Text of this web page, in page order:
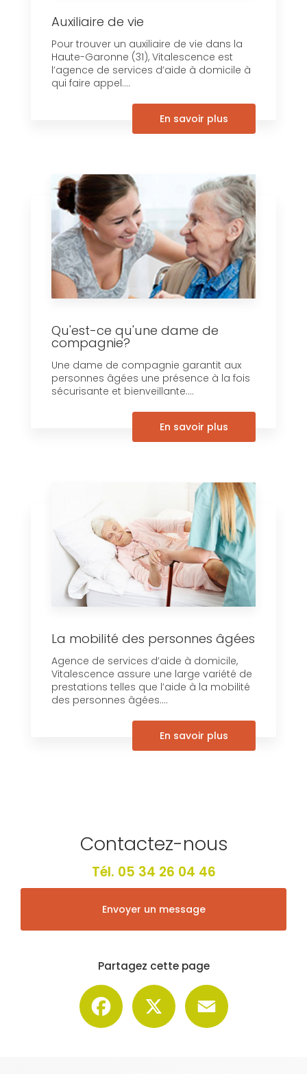
Auxiliaire de vie
Pour trouver un auxiliaire de vie dans la
Haute-Garonne (31), Vitalescence est
l’agence de services d’aide à domicile à
qui faire appel....
En savoir plus
Qu'est-ce qu'une dame de
compagnie?
Une dame de compagnie garantit aux
personnes âgées une présence à la fois
sécurisante et bienveillante....
En savoir plus
La mobilité des personnes âgées
Agence de services d’aide à domicile,
Vitalescence assure une large variété de
prestations telles que l’aide à la mobilité
des personnes âgées....
En savoir plus
Contactez-nous
Tél. 05 34 26 04 46
Envoyer un message
Partagez cette page
Facebook